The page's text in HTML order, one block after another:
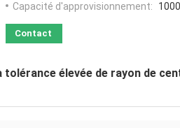
Capacité d'approvisionnement:
Contact
tolérance élevée de rayon de